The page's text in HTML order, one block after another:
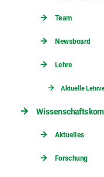
Team
Newsboard
Lehre
Aktuelle
Aktuelles
Forschung